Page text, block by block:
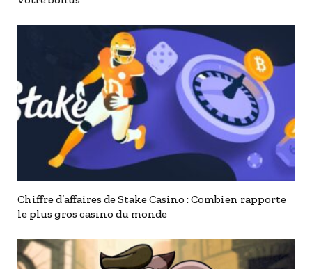
Chiffre d’affaires de Stake Casino : Combien rapporte
le plus gros casino du monde